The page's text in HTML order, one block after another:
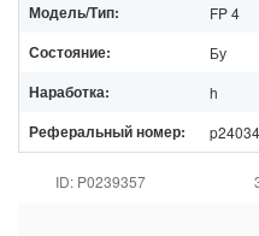
Модель/Тип: FP 4
Состояние: Бу
Наработка: h
Реферальный номер:
ID: P0239357